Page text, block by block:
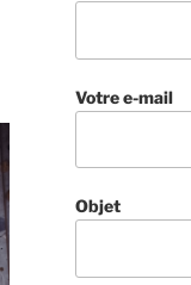
Votre e-mail
Objet